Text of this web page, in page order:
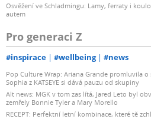
Osvěžení ve Schladmingu: Lamy, ferraty i
autem
Pro generaci Z
#inspirace #wellbeing #news
Pop Culture Wrap: Ariana Grande promluvila
Sophia z KATSEYE si dává pauzu od skupiny
Alt news: MGK v tom zas lítá, Jared Leto byl
zemřely Bonnie Tyler a Mary Morello
RECEPT: Perfektní letní kombinace, které tě